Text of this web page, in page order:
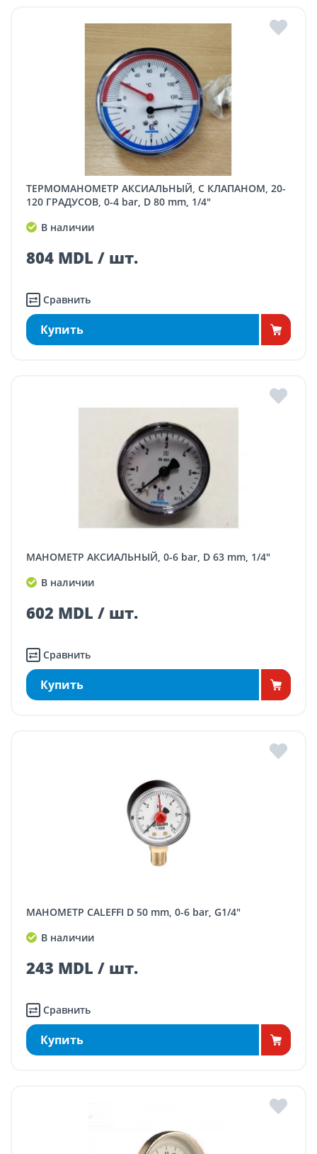
ТЕРМОМАНОМЕТР АКСИАЛЬНЫЙ, С КЛАПАНОМ, 20-
120 ГРАДУСОВ, 0-4 bar, D 80 mm, 1/4"
В наличии
804 MDL / шт.
Сравнить
Купить
МАНОМЕТР АКСИАЛЬНЫЙ, 0-6 bar, D 63 mm, 1/4"
В наличии
602 MDL / шт.
Сравнить
Купить
МАНОМЕТР CALEFFI D 50 mm, 0-6 bar, G1/4"
В наличии
243 MDL / шт.
Сравнить
Купить